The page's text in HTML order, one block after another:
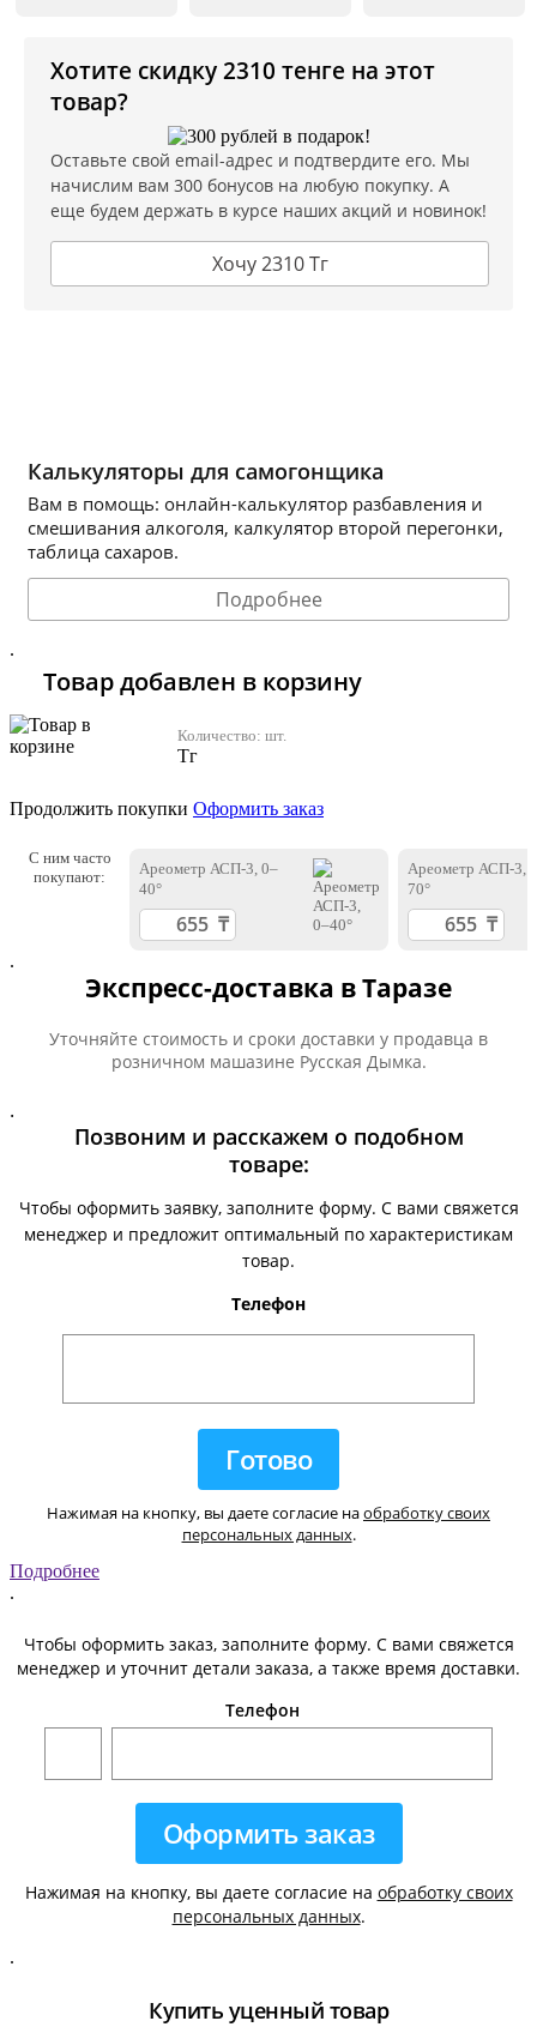
Хотите скидку 2310 тенге на этот
товар?
Оставьте свой email-адрес и подтвердите его. Мы
начислим вам 300 бонусов на любую покупку. А
еще будем держать в курсе наших акций и новинок!
Хочу 2310 Тг
Калькуляторы для самогонщика
Вам в помощь: онлайн-калькулятор разбавления и
смешивания алкоголя, калкулятор второй перегонки,
таблица сахаров.
Подробнее
.
Товар добавлен в корзину
Количество: шт.
Тг
Продолжить покупки Оформить заказ
С ним часто
покупают:
Ареометр АСП-3, 0–
40°
Ареометр АСП-3,
70°
.
Экспресс-доставка в Таразе
Уточняйте стоимость и сроки доставки у продавца в
розничном машазине Русская Дымка.
.
Позвоним и расскажем о подобном
товаре:
Чтобы оформить заявку, заполните форму. С вами свяжется
менеджер и предложит оптимальный по характеристикам
товар.
Телефон
Нажимая на кнопку, вы даете согласие наобработку своих
персональных данных.
Подробнее
.
Чтобы оформить заказ, заполните форму. С вами свяжется
менеджер и уточнит детали заказа, а также время доставки.
Телефон
Нажимая на кнопку, вы даете согласие на обработку своих
персональных данных.
.
Купить уценный товар